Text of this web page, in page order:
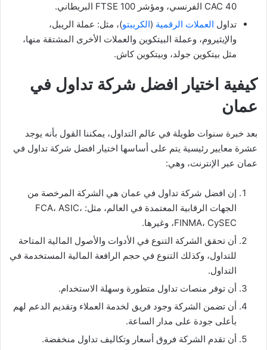
CAC 40 الفرنسي، ومؤشر FTSE 100 البريطاني.
تداول العملات الرقمية (الكريبتو)، مثل: عملة الريبل،
والإيثيروم، وعملة البيتكوين والعملات الأخرى المشتقة منها،
مثل بيتكوين جولد، وبيتكوين كاش.
كيفية اختيار افضل شركة تداول في
عمان
بعد خبرة سنوات طويلة في عالم التداول، يمكننا القول بأنه يوجد
عشرة معايير رئيسية يتم على أساسها اختيار افضل شركة تداول في
عمان عبر الإنترنت، وهي:
إن افضل شركة تداول في عمان هي الشركة المرخصة من
الجهات الرقابية المعتمدة في العالم، مثل: FCA، ASIC،
FINMA، CySEC، وغيرها.
أن تحقق الشركة التنوع في الأدوات والأصول المالية المتاحة
للتداول، وكذلك التنوع في حجم الرافعة المالية المستخدمة في
التداول.
أن توفر منصات تداول متطورة وسهلة الاستخدام.
أن تضمن الشركة وجود فريق لخدمة العملاء وتقديم الدعم لهم
بأعلى جودة على مدار الساعة.
أن تقدم الشركة فروق أسعار وتكاليف تداول منخفضة.